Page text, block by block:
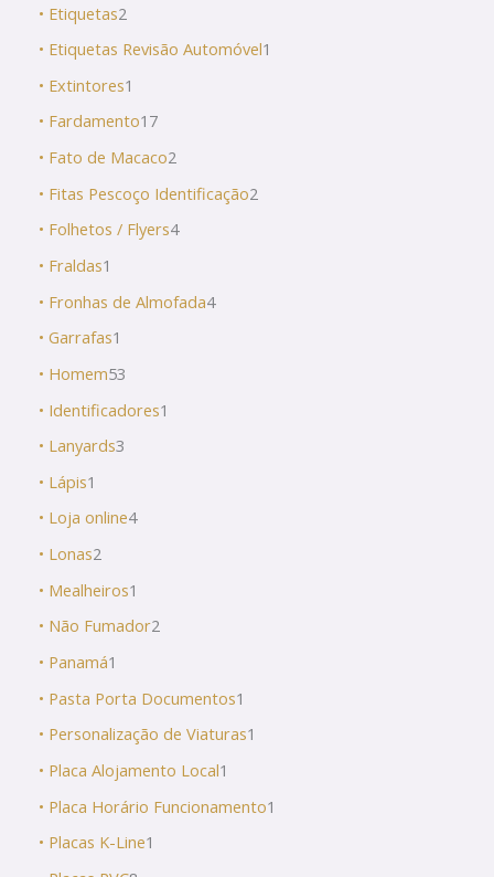
• Etiquetas2
• Etiquetas Revisão Automóvel1
• Extintores1
• Fardamento17
• Fato de Macaco2
• Fitas Pescoço Identificação2
• Folhetos / Flyers4
• Fraldas1
• Fronhas de Almofada4
• Garrafas1
• Homem53
• Identificadores1
• Lanyards3
• Lápis1
• Loja online4
• Lonas2
• Mealheiros1
• Não Fumador2
• Panamá1
• Pasta Porta Documentos1
• Personalização de Viaturas1
• Placa Alojamento Local1
• Placa Horário Funcionamento1
• Placas K-Line1